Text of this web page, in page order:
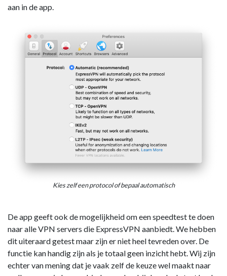
aan in de app.
Kies zelf een protocol of bepaal automatisch
De app geeft ook de mogelijkheid om een speedtest te doen
naar alle VPN servers die ExpressVPN aanbiedt. We hebben
dit uiteraard getest maar zijn er niet heel tevreden over. De
functie kan handig zijn als je totaal geen inzicht hebt. Wij zijn
echter van mening dat je vaak zelf de keuze wel maakt naar